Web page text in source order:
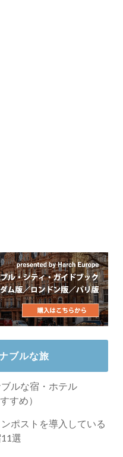
ブルな旅
ブルな宿・ホテル
すめ）
ポストを導入している
選